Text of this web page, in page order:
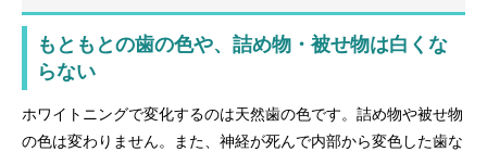
もともとの歯の色や、詰め物・被せ物は白くな
らない
ホワイトニングで変化するのは天然歯の色です。詰め物や被せ物
の色は変わりません。また、神経が死んで内部から変色した歯な